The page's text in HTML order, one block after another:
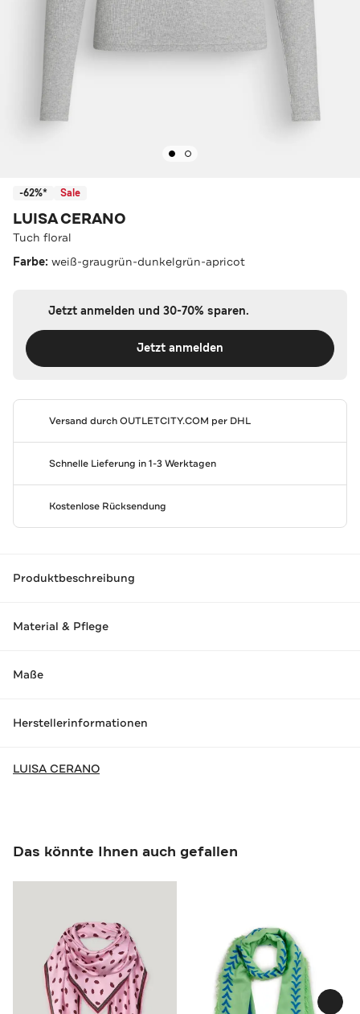
-62%* Sale
LUISA CERANO
Tuch floral
Farbe: weiß-graugrün-dunkelgrün-apricot
Jetzt anmelden und 30-70% sparen.
Jetzt anmelden
Versand durchOUTLETCITY.COM per DHL
Schnelle Lieferung in 1-3 Werktagen
Kostenlose Rücksendung
Produktbeschreibung
Material & Pflege
Maße
Herstellerinformationen
LUISA CERANO
Das könnte Ihnen auch gefallen